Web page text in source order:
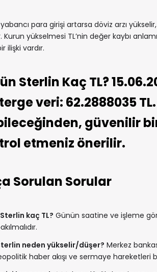
para girişi artarsa döviz arzı
Kurun yükselmesi TL’nin değer kaybı
ilişki vardır.
Sterlin Kaç TL?
veri: 62.2888035
güvenilir
etmeniz önerilir.
Sorulan Sorular
Sterlin kaç TL? Günün saatine ve işleme
neden yükselir/düşer? Merkez
haber akışı ve sermaye hareketleri